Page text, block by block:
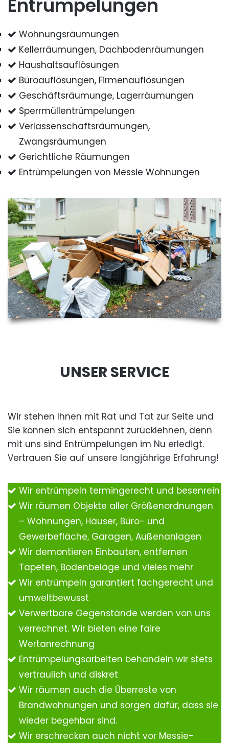
Entrümpelungen
Wohnungsräumungen
Kellerräumungen, Dachbodenräumungen
Haushaltsauflösungen
Büroauflösungen, Firmenauflösungen
Geschäftsräumunge, Lagerräumungen
Sperrmüllentrümpelungen
Verlassenschaftsräumungen,
Zwangsräumungen
Gerichtliche Räumungen
Entrümpelungen von Messie Wohnungen
UNSER SERVICE
Wir stehen Ihnen mit Rat und Tat zur Seite und
Sie können sich entspannt zurücklehnen, denn
mit uns sind Entrümpelungen im Nu erledigt.
Vertrauen Sie auf unsere langjährige Erfahrung!
Wir entrümpeln termingerecht und besenrein
Wir räumen Objekte aller Größenordnungen
– Wohnungen, Häuser, Büro- und
Gewerbefläche, Garagen, Außenanlagen
Wir demontieren Einbauten, entfernen
Tapeten, Bodenbeläge und vieles mehr
Wir entrümpeln garantiert fachgerecht und
umweltbewusst
Verwertbare Gegenstände werden von uns
verrechnet. Wir bieten eine faire
Wertanrechnung
Entrümpelungsarbeiten behandeln wir stets
vertraulich und diskret
Wir räumen auch die Überreste von
Brandwohnungen und sorgen dafür, dass sie
wieder begehbar sind.
Wir erschrecken auch nicht vor Messie-